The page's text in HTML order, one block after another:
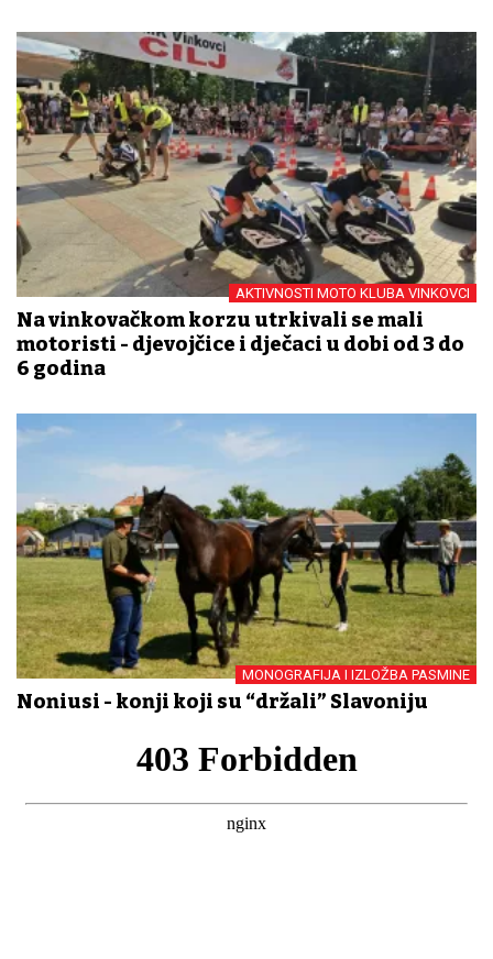
AKTIVNOSTI MOTO KLUBA VINKOVCI
Na vinkovačkom korzu utrkivali se mali
motoristi - djevojčice i dječaci u dobi od 3 do
6 godina
MONOGRAFIJA I IZLOŽBA PASMINE
Noniusi - konji koji su “držali” Slavoniju